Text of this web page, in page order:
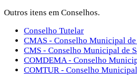
Outros itens em Conselhos.
Conselho Tutelar
CMAS - Conselho Municipal
CMS - Conselho Municipal de
COMDEMA - Conselho
COMTUR - Conselho